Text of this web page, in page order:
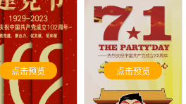
点击预览 点击预览